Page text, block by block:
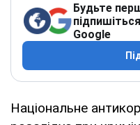
Будьте
Google
Національне